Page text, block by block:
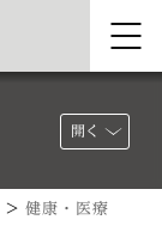
開く
>健康・医療